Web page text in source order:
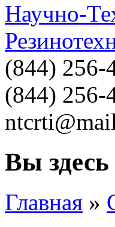
Научно-
(844) 256-
(844) 256-
Вы здесь
Главная »